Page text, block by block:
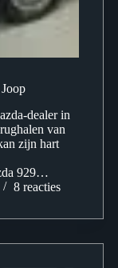
dealer in
van
zijn hart
929…
8 reacties